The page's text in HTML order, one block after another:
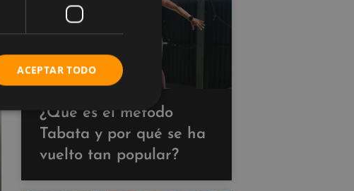
¿Qué es el método
Tabata y por qué se ha
vuelto tan popular?
ACEPTAR TODO